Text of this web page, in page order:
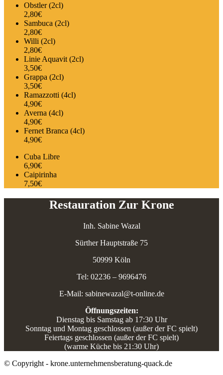
Obstler (2cl)
2,80€
Sambuca (2cl)
2,80€
Willi (2cl)
2,80€
Linie Aquavit (2cl)
3,50€
Grappa (2cl)
3,50€
Ramazzotti (4cl)
4,90€
Averna (4cl)
4,90€
Fernet Branca (4cl)
4,90€
Cuba Libre
6,90€
Caipirinha
7,50€
Restauration Zur Krone
Inh. Sabine Wazal
Sürther Hauptstraße 75
50999 Köln
Tel: 02236 – 9696476
E-Mail: sabinewazal@t-online.de
Öffnungszeiten:
Dienstag bis Samstag ab 17:30 Uhr
Sonntag und Montag geschlossen (außer der FC spielt)
Feiertags geschlossen (außer der FC spielt)
(warme Küche bis 21:30 Uhr)
© Copyright - krone.unternehmensberatung-quack.de